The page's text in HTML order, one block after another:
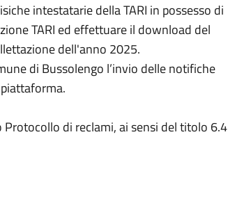
intestatarie della TARI in possesso di
TARI ed effettuare il download del
dell'anno 2025.
di Bussolengo l’invio delle notifiche
di reclami, ai sensi del titolo 6.4